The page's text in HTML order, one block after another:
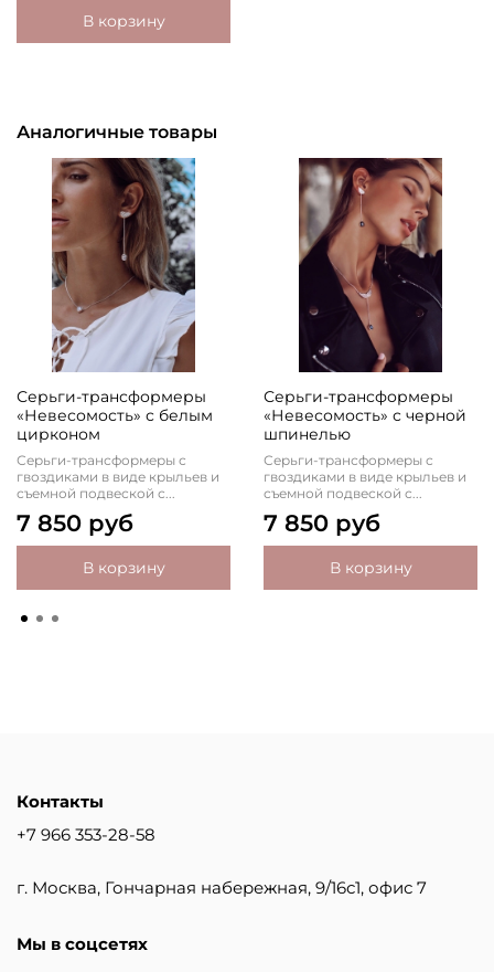
В корзину
Аналогичные товары
Серьги-трансформеры
«Невесомость» с белым
цирконом
Серьги-трансформеры с
гвоздиками в виде крыльев и
съемной подвеской с...
7 850 руб
В корзину
Серьги-трансформеры
«Невесомость» с черной
шпинелью
Серьги-трансформеры с
гвоздиками в виде крыльев и
съемной подвеской с...
7 850 руб
В корзину
Контакты
+7 966 353-28-58
г. Москва, Гончарная набережная, 9/16с1, офис 7
Мы в соцсетях